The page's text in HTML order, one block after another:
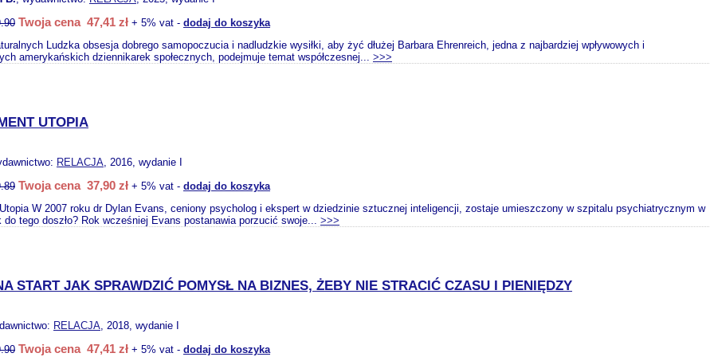
Twoja cena 47,41 zł + 5% vat - dodaj do koszyka
Ludzka obsesja dobrego samopoczucia i nadludzkie wysiłki, aby żyć dłużej Barbara Ehrenreich, jedna z najbardziej wpływowych i
amerykańskich dziennikarek społecznych, podejmuje temat współczesnej... >>>
UTOPIA
RELACJA, 2016, wydanie I
Twoja cena 37,90 zł + 5% vat - dodaj do koszyka
W 2007 roku dr Dylan Evans, ceniony psycholog i ekspert w dziedzinie sztucznej inteligencji, zostaje umieszczony w szpitalu psychiatrycznym w
do tego doszło? Rok wcześniej Evans postanawia porzucić swoje... >>>
START JAK SPRAWDZIĆ POMYSŁ NA BIZNES, ŻEBY NIE STRACIĆ CZASU I PIENIĘDZY
RELACJA, 2018, wydanie I
Twoja cena 47,41 zł + 5% vat - dodaj do koszyka